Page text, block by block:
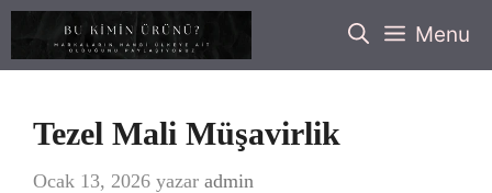
İçeriğe
Menu
Tezel Mali Müşavirlik
Ocak 13, 2026 yazar admin